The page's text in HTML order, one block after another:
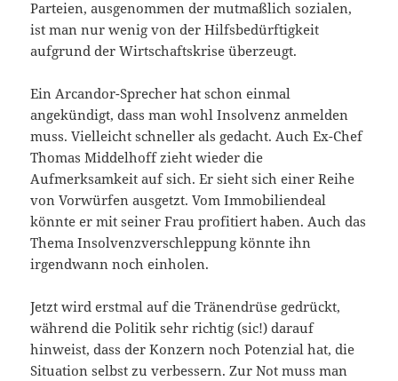
Parteien, ausgenommen der mutmaßlich sozialen,
ist man nur wenig von der Hilfsbedürftigkeit
aufgrund der Wirtschaftskrise überzeugt.
Ein Arcandor-Sprecher hat schon einmal
angekündigt, dass man wohl Insolvenz anmelden
muss. Vielleicht schneller als gedacht. Auch Ex-Chef
Thomas Middelhoff zieht wieder die
Aufmerksamkeit auf sich. Er sieht sich einer Reihe
von Vorwürfen ausgetzt. Vom Immobiliendeal
könnte er mit seiner Frau profitiert haben. Auch das
Thema Insolvenzverschleppung könnte ihn
irgendwann noch einholen.
Jetzt wird erstmal auf die Tränendrüse gedrückt,
während die Politik sehr richtig (sic!) darauf
hinweist, dass der Konzern noch Potenzial hat, die
Situation selbst zu verbessern. Zur Not muss man